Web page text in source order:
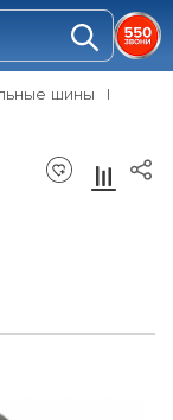
шины